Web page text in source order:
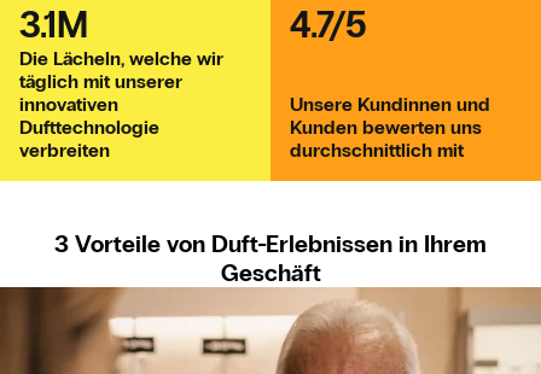
Die Lächeln, welche wir
täglich mit unserer
innovativen
Dufttechnologie
verbreiten
3.1M
Unsere Kundinnen und
Kunden bewerten uns
durchschnittlich mit
4.7/5
3 Vorteile von Duft-Erlebnissen in Ihrem
Geschäft